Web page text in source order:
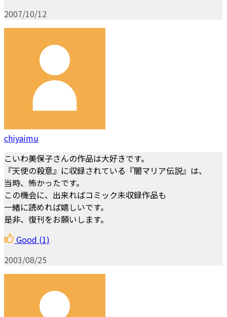
2007/10/12
chiyaimu
こいわ美保子さんの作品は大好きです。
『天使の殺意』に収録されている『闇マリア伝説』は、
当時、怖かったです。
この機会に、出来ればコミック未収録作品も
一緒に読めれば嬉しいです。
是非、復刊をお願いします。
Good (1)
2003/08/25